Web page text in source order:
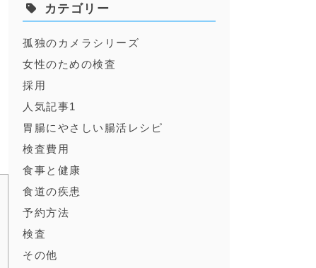
カテゴリー
孤独のカメラシリーズ
女性のための検査
採用
人気記事1
胃腸にやさしい腸活レシピ
検査費用
食事と健康
食道の疾患
予約方法
検査
その他